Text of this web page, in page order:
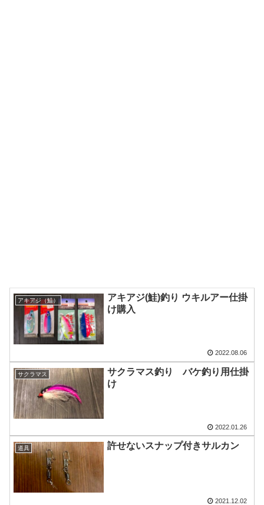
アキアジ（鮭）
アキアジ(鮭)釣り ウキルアー仕掛
け購入
2022.08.06
サクラマス
サクラマス釣り バケ釣り用仕掛
け
2022.01.26
道具 許せないスナップ付きサルカン
2021.12.02